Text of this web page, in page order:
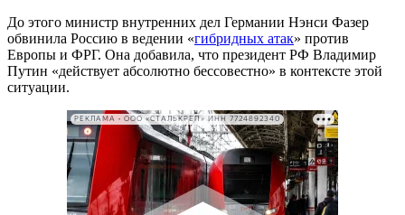
До этого министр внутренних дел Германии Нэнси Фазер
обвинила Россию в ведении «гибридных атак» против
Европы и ФРГ. Она добавила, что президент РФ Владимир
Путин «действует абсолютно бессовестно» в контексте этой
ситуации.
РЕКЛАМА • ООО «СТАЛЬКРЕП» ИНН 7724892340